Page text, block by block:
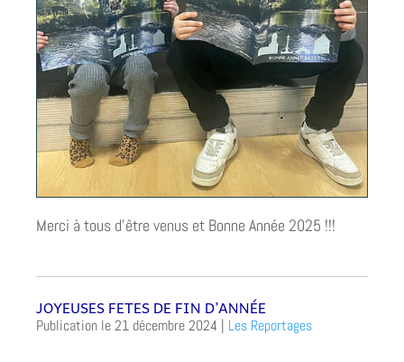
Merci à tous d’être venus et Bonne Année 2025 !!!
JOYEUSES FETES DE FIN D’ANNÉE
21 décembre 2024 | Les Reportages